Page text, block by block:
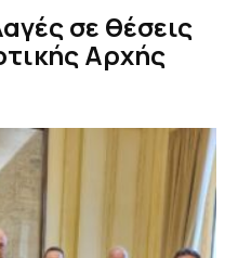
σε θέσεις
Αρχής